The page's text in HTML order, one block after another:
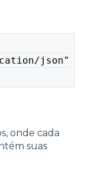
json"
onde cada
suas